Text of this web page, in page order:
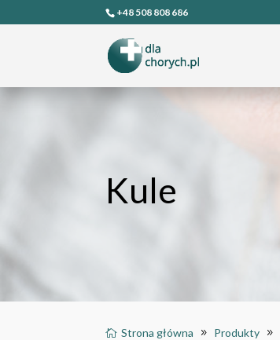
+48 508 808 686
Kule
Strona główna Produkty